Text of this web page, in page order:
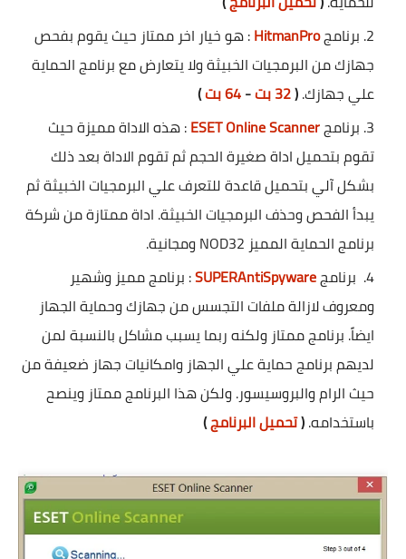
برنامجHitmanPro: هو خيار اخر ممتاز حيث يقوم بفحص
جهازك من البرمجيات الخبيثة ولا يتعارض مع برنامج الحماية
علي جهازك.(32 بت -64 بت
)
برنامجESET Online Scanner: هذه الاداة مميزة حيث
تقوم بتحميل اداة صغيرة الحجم ثم تقوم الاداة بعد ذلك
بشكل آلي بتحميل قاعدة للتعرف علي البرمجيات الخبيثة ثم
يبدأ الفحص وحذف البرمجيات الخبيثة. اداة ممتازة من شركة
برنامج الحماية المميز NOD32 ومجانية.
برنامجSUPERAntiSpyware: برنامج مميز وشهير
ومعروف لازالة ملفات التجسس من جهازك وحماية الجهاز
ايضاً. برنامج ممتاز ولكنه ربما يسبب مشاكل بالنسبة لمن
لديهم برنامج حماية علي الجهاز وامكانيات جهاز ضعيفة من
حيث الرام والبروسيسور. ولكن هذا البرنامج ممتاز وينصح
باستخدامه.(تحميل البرنامج)